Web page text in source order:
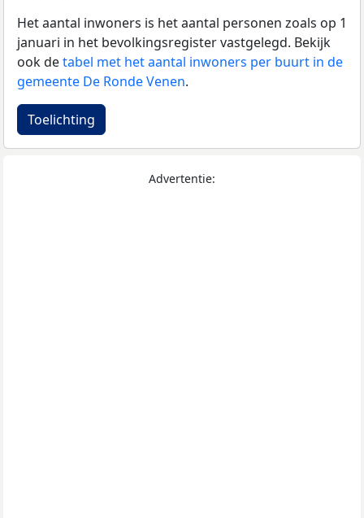
Het aantal inwoners is het aantal personen zoals op 1
januari in het bevolkingsregister vastgelegd. Bekijk
ook detabel met het aantal inwoners per buurt in de
gemeente De Ronde Venen.
Toelichting
Advertentie: